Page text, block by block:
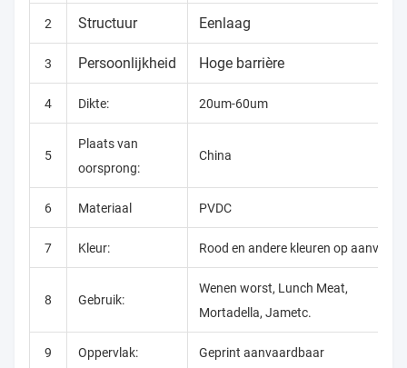
2 Structuur Eenlaag
3 Persoonlijkheid Hoge barrière
4 Dikte: 20um-60um
5
Plaats van
oorsprong:
China
6 Materiaal PVDC
7 Kleur: Rood en andere kleuren op aanvraag
8 Gebruik:
Wenen worst, Lunch Meat,
Mortadella, Jametc.
9 Oppervlak: Geprint aanvaardbaar